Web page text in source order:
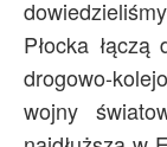
Płocka
drogowo-
wojny